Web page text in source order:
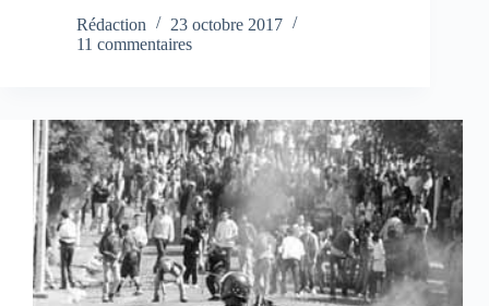
Rédaction
23 octobre 2017
11 commentaires